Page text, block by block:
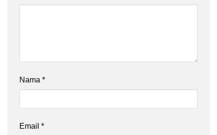
Nama *
Email *